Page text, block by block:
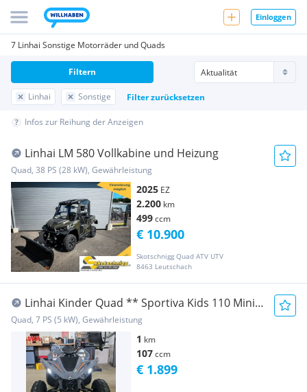
Einloggen
7 Linhai Sonstige Motorräder und Quads
Linhai Sonstige Filter zurücksetzen
Filtern
Infos zur Reihung der Anzeigen
Linhai LM 580 Vollkabine und Heizung
Quad, 38 PS (28 kW), Gewährleistung
2025 EZ
2.200 km
499ccm
Skotschnigg Quad ATV UTV
8463 Leutschach
€ 10.900
Linhai Kinder Quad ** Sportiva Kids 110 Mini
** Finanzierung möglich !! ** LAGERND **
LAGERND ** LAGERND ** ab 1899€
Quad, 7 PS (5 kW), Gewährleistung
1 km
107ccm
€ 1.899